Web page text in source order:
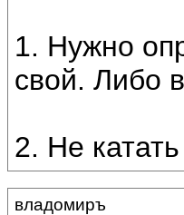
1. Нужно
свой. Либо
2. Не
владомиръ